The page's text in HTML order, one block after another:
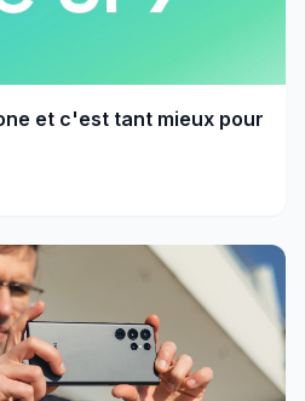
et c'est tant mieux pour